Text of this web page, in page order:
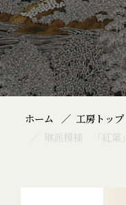
ホーム 工房トップ
琳派模様 「紅葉」